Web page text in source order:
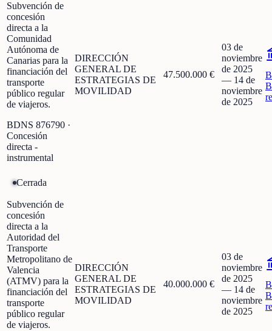
Subvención de
concesión
directa a la
Comunidad
Autónoma de
Canarias para la
financiación del
transporte
público regular
de viajeros.
BDNS 876790 ·
Concesión
directa -
instrumental
DIRECCIÓN
GENERAL DE
ESTRATEGIAS DE
MOVILIDAD
47.500.000 €
03 de
noviembre
de 2025
— 14 de
noviembre
de 2025
Cerrada
Subvención de
concesión
directa a la
Autoridad del
Transporte
Metropolitano de
Valencia
(ATMV) para la
financiación del
transporte
público regular
de viajeros.
DIRECCIÓN
GENERAL DE
ESTRATEGIAS DE
MOVILIDAD
40.000.000 €
03 de
noviembre
de 2025
— 14 de
noviembre
de 2025